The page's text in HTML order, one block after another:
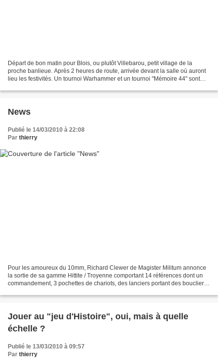
Départ de bon matin pour Blois, ou plutôt Villebarou, petit village de la
proche banlieue. Après 2 heures de route, arrivée devant la salle où auront
lieu les festivités. Un tournoi Warhammer et un tournoi "Mémoire 44" sont
News
Publié le 14/03/2010 à 22:08
Par thierry
Pour les amoureux du 10mm, Richard Clewer de Magister Militum annonce
la sortie de sa gamme Hittite / Troyenne comportant 14 références dont un
commandement, 3 pochettes de chariots, des lanciers portant des boucliers
Jouer au "jeu d'Histoire", oui, mais à quelle
échelle ?
Publié le 13/03/2010 à 09:57
Par thierry